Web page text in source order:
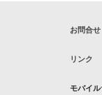
お問合せ
リンク
モバイル